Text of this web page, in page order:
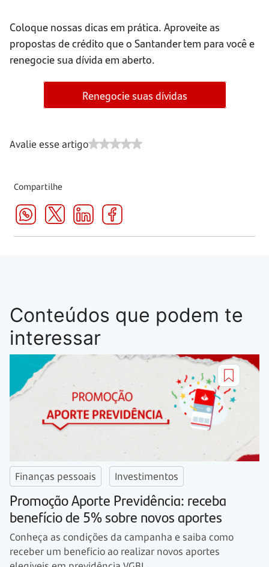
Coloque nossas dicas em prática. Aproveite as
propostas de crédito que o Santander tem para você e
renegocie sua dívida em aberto.
Renegocie suas dívidas
Avalie esse artigo
Compartilhe
Conteúdos que podem te
interessar
Finanças pessoais Investimentos
Promoção Aporte Previdência: receba
benefício de 5% sobre novos aportes
Conheça as condições da campanha e saiba como
receber um benefício ao realizar novos aportes